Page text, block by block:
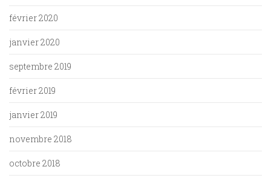
février 2020
janvier 2020
septembre 2019
février 2019
janvier 2019
novembre 2018
octobre 2018